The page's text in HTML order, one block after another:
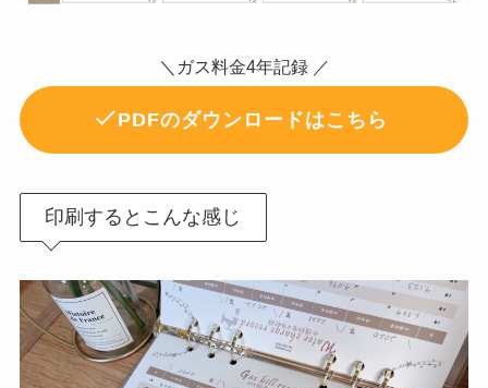
＼ガス料金4年記録 ／
PDFのダウンロードはこちら
印刷するとこんな感じ